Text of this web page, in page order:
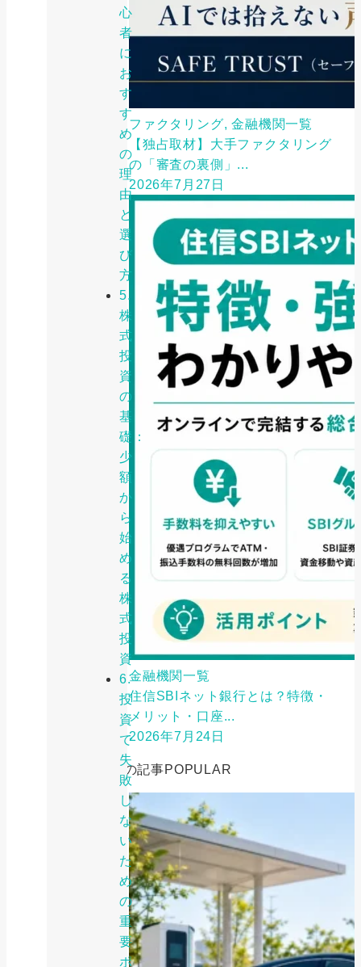
心
者
に
お
す
す
め
の
理
由
と
選
び
方
5.
株
式
投
資
の
基
礎：
少
額
か
ら
始
め
る
株
式
投
資
6.
投
資
で
失
敗
し
な
い
た
め
の
重
要
ポ
ファクタリング, 金融機関一覧
【独占取材】大手ファクタリング
の「審査の裏側」...
2026年7月27日
金融機関一覧
住信SBIネット銀行とは？特徴・
メリット・口座...
2026年7月24日
人気の記事POPULAR